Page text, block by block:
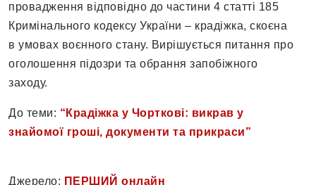
провадження відповідно до частини 4 статті 185
Кримінального кодексу України – крадіжка, скоєна
в умовах воєнного стану. Вирішується питання про
оголошення підозри та обрання запобіжного
заходу.
До теми: “Крадіжка у Чорткові: викрав у
знайомої гроші, документи та прикраси”
Джерело: ПЕРШИЙ онлайн